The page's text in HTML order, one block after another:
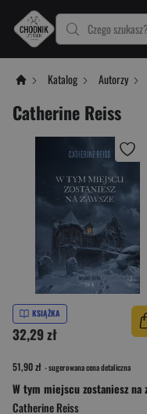
Czego szukasz?
Katalog Autorzy
Catherine Reiss
KSIĄŻKA
32,29 zł
51,90 zł - sugerowana cena detaliczna
Catherine Reiss